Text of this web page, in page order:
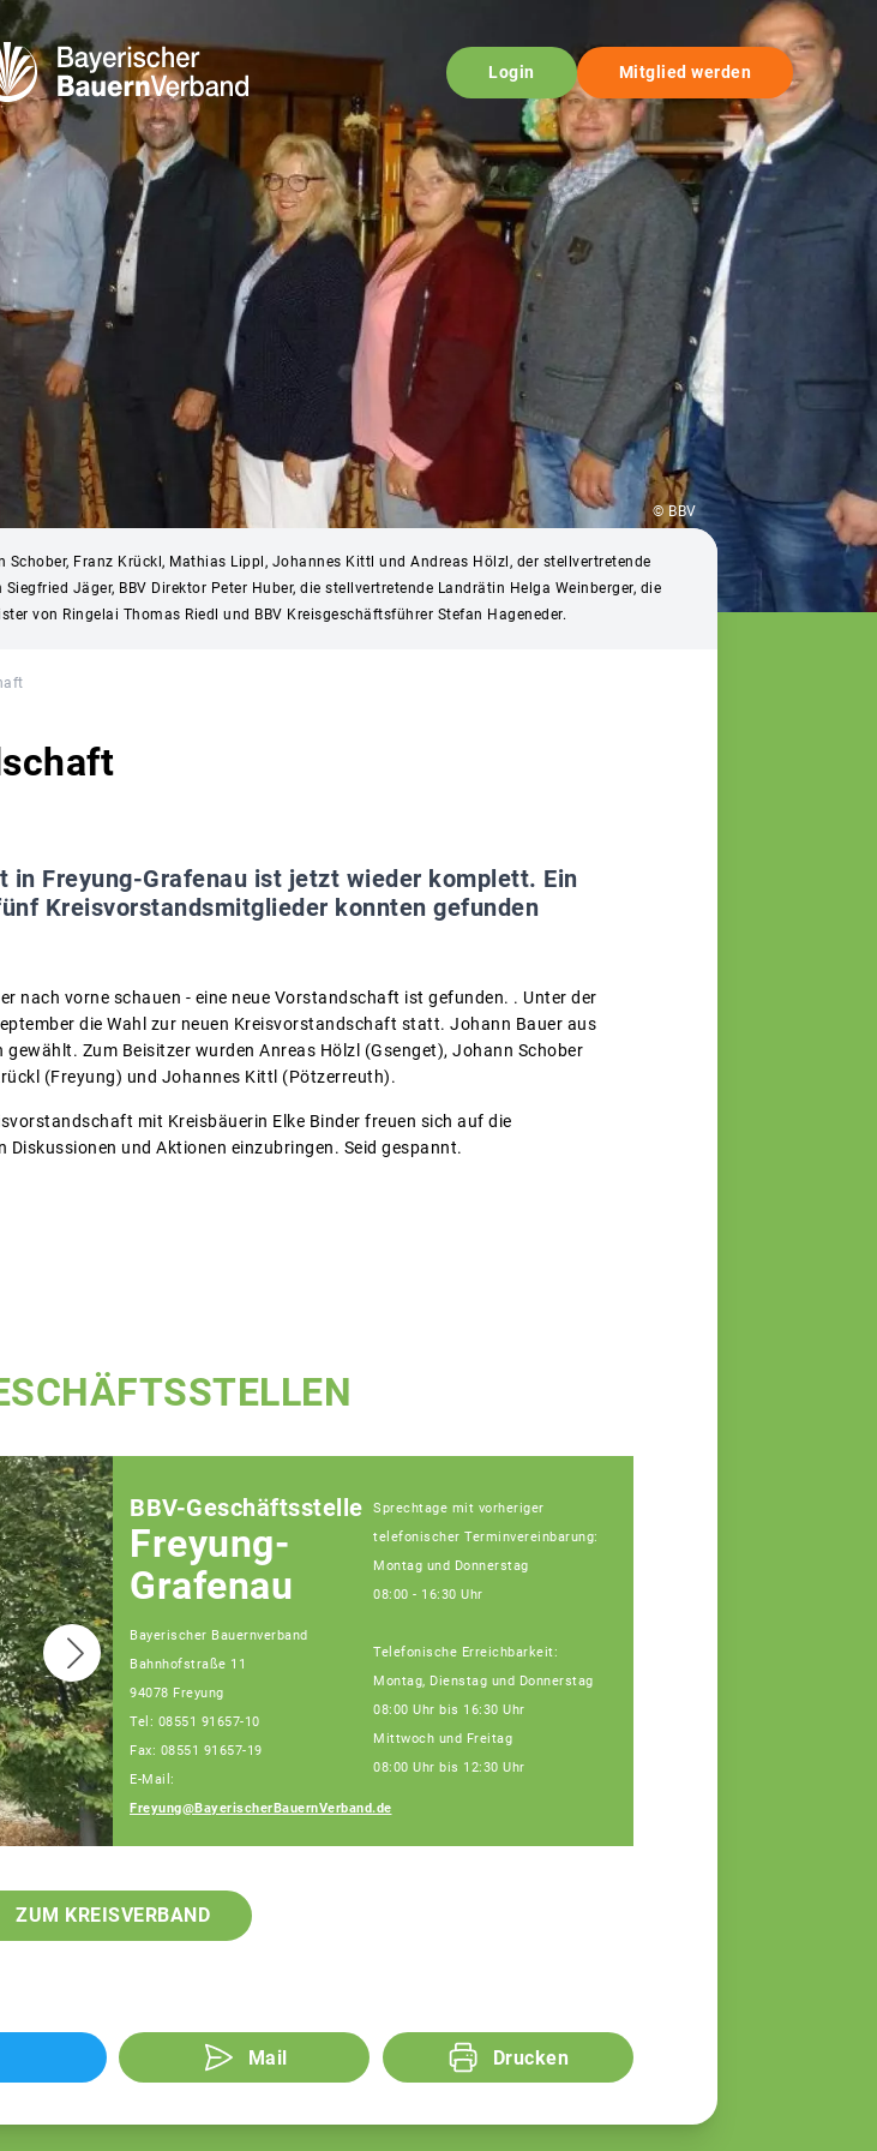
Login Mitglied werden
© BBV
Franz Krückl, Mathias Lippl, Johannes Kittl und Andreas Hölzl, der stellvertretende
Jäger, BBV Direktor Peter Huber, die stellvertretende Landrätin Helga Weinberger, die
von Ringelai Thomas Riedl und BBV Kreisgeschäftsführer Stefan Hageneder.
in Freyung-Grafenau ist jetzt wieder komplett. Ein
Kreisvorstandsmitglieder konnten gefunden
nach vorne schauen - eine neue Vorstandschaft ist gefunden. . Unter der
die Wahl zur neuen Kreisvorstandschaft statt. Johann Bauer aus
Zum Beisitzer wurden Anreas Hölzl (Gsenget), Johann Schober
(Freyung) und Johannes Kittl (Pötzerreuth).
mit Kreisbäuerin Elke Binder freuen sich auf die
und Aktionen einzubringen. Seid gespannt.
Fachberater
BBV-Geschäftsstelle
Freyung-
Grafenau
Bayerischer Bauernverband
Bahnhofstraße 11
94078 Freyung
Tel: 08551 91657-10
Fax: 08551 91657-19
E-Mail:
Freyung@BayerischerBauernVerband.de
Sprechtage mit vorheriger
telefonischer Terminvereinbarung:
Montag und Donnerstag
08:00 - 16:30 Uhr
Telefonische Erreichbarkeit:
Montag, Dienstag und Donnerstag
08:00 Uhr bis 16:30 Uhr
Mittwoch und Freitag
08:00 Uhr bis 12:30 Uhr
ZUM KREISVERBAND
Mail Drucken